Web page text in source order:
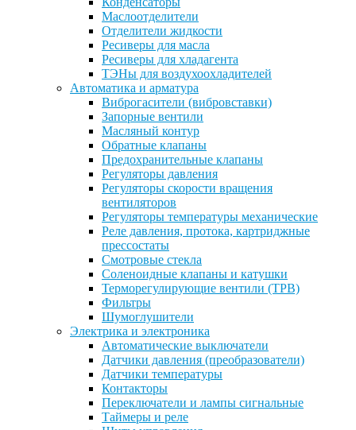
Маслоотделители
Отделители жидкости
Ресиверы для масла
Ресиверы для хладагента
ТЭНы для воздухоохладителей
Автоматика и арматура
Виброгасители (вибровставки)
Запорные вентили
Масляный контур
Обратные клапаны
Предохранительные клапаны
Регуляторы давления
Регуляторы скорости вращения
вентиляторов
Регуляторы температуры механические
Реле давления, протока, картриджные
прессостаты
Смотровые стекла
Соленоидные клапаны и катушки
Терморегулирующие вентили (ТРВ)
Фильтры
Шумоглушители
Электрика и электроника
Автоматические выключатели
Датчики давления (преобразователи)
Датчики температуры
Контакторы
Переключатели и лампы сигнальные
Таймеры и реле